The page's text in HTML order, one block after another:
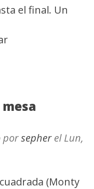
el final. Un
porsepherel Lun,
(Monty